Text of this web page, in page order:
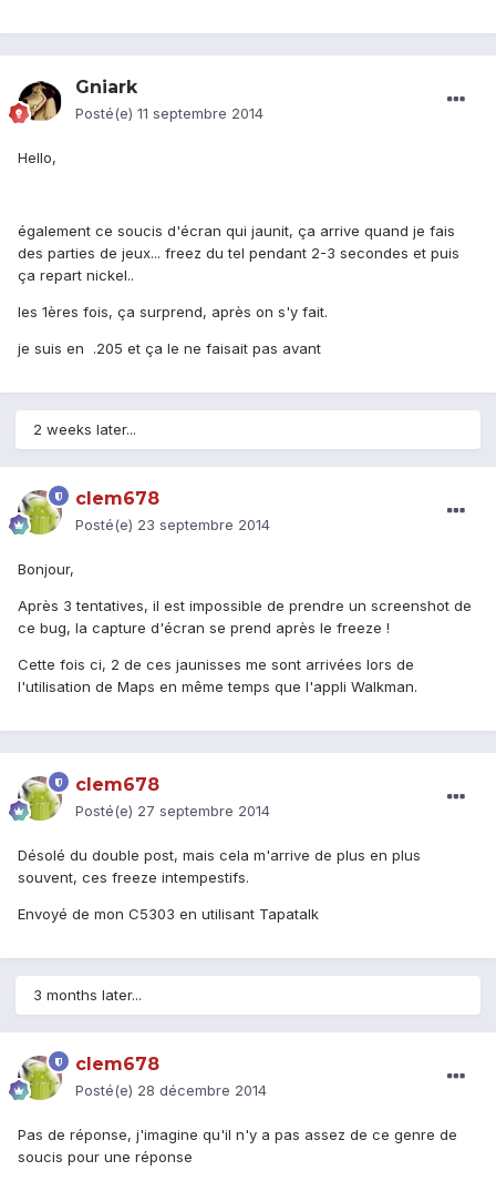
Gniark
Posté(e) 11 septembre 2014
Hello,
également ce soucis d'écran qui jaunit, ça arrive quand je fais
des parties de jeux... freez du tel pendant 2-3 secondes et puis
ça repart nickel..
les 1ères fois, ça surprend, après on s'y fait.
je suis en .205 et ça le ne faisait pas avant
2 weeks later...
clem678
Posté(e) 23 septembre 2014
Bonjour,
Après 3 tentatives, il est impossible de prendre un screenshot de
ce bug, la capture d'écran se prend après le freeze !
Cette fois ci, 2 de ces jaunisses me sont arrivées lors de
l'utilisation de Maps en même temps que l'appli Walkman.
clem678
Posté(e) 27 septembre 2014
Désolé du double post, mais cela m'arrive de plus en plus
souvent, ces freeze intempestifs.
Envoyé de mon C5303 en utilisant Tapatalk
3 months later...
clem678
Posté(e) 28 décembre 2014
Pas de réponse, j'imagine qu'il n'y a pas assez de ce genre de
soucis pour une réponse